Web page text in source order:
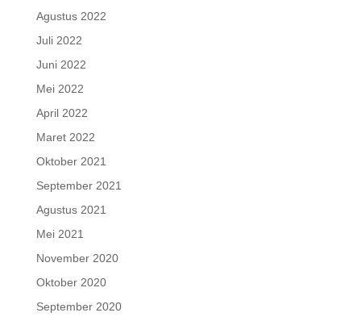
Agustus 2022
Juli 2022
Juni 2022
Mei 2022
April 2022
Maret 2022
Oktober 2021
September 2021
Agustus 2021
Mei 2021
November 2020
Oktober 2020
September 2020